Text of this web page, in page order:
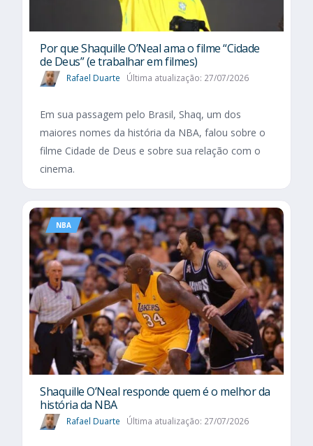
Por que Shaquille O’Neal ama o filme “Cidade
de Deus” (e trabalhar em filmes)
Rafael Duarte Última atualização: 27/07/2026
Em sua passagem pelo Brasil, Shaq, um dos
maiores nomes da história da NBA, falou sobre o
filme Cidade de Deus e sobre sua relação com o
cinema.
NBA
Shaquille O’Neal responde quem é o melhor da
história da NBA
Rafael Duarte Última atualização: 27/07/2026